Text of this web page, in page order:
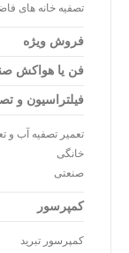
تصفیه خانه های
فروش ویژه
فن یا هواکش
فیلتراسیون و
تعمیر تصفیه آب و
خانگی
صنعتی
کمپرسور
کمپرسور تبرید